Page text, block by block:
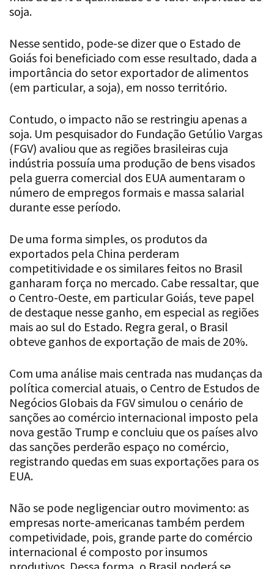
Nesse sentido, pode-se dizer que o Estado de
Goiás foi beneficiado com esse resultado, dada a
importância do setor exportador de alimentos
(em particular, a soja), em nosso território.
Contudo, o impacto não se restringiu apenas a
soja. Um pesquisador do Fundação Getúlio Vargas
(FGV) avaliou que as regiões brasileiras cuja
indústria possuía uma produção de bens visados
pela guerra comercial dos EUA aumentaram o
número de empregos formais e massa salarial
durante esse período.
De uma forma simples, os produtos da
exportados pela China perderam
competitividade e os similares feitos no Brasil
ganharam força no mercado. Cabe ressaltar, que
o Centro-Oeste, em particular Goiás, teve papel
de destaque nesse ganho, em especial as regiões
mais ao sul do Estado. Regra geral, o Brasil
obteve ganhos de exportação de mais de 20%.
Com uma análise mais centrada nas mudanças da
política comercial atuais, o Centro de Estudos de
Negócios Globais da FGV simulou o cenário de
sanções ao comércio internacional imposto pela
nova gestão Trump e concluiu que os países alvo
das sanções perderão espaço no comércio,
registrando quedas em suas exportações para os
EUA.
empresas norte-americanas também perdem
competividade, pois, grande parte do comércio
internacional é composto por insumos
produtivos. Dessa forma, o Brasil poderá se
beneficiar, suprindo o mercado norte-americano